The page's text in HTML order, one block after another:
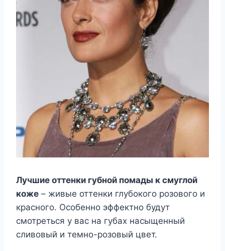
Лучшие оттенки губной помады к смуглой
коже – живые оттенки глубокого розового и
красного. Особенно эффектно будут
смотреться у вас на губах насыщенный
сливовый и темно-розовый цвет.